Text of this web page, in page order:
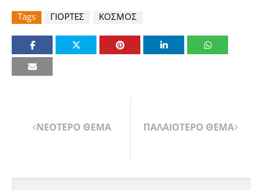
Tags ΓΙΟΡΤΕΣ ΚΟΣΜΟΣ
ΝΕΟΤΕΡΟ ΘΕΜΑ ΠΑΛΑΙΟΤΕΡΟ ΘΕΜΑ